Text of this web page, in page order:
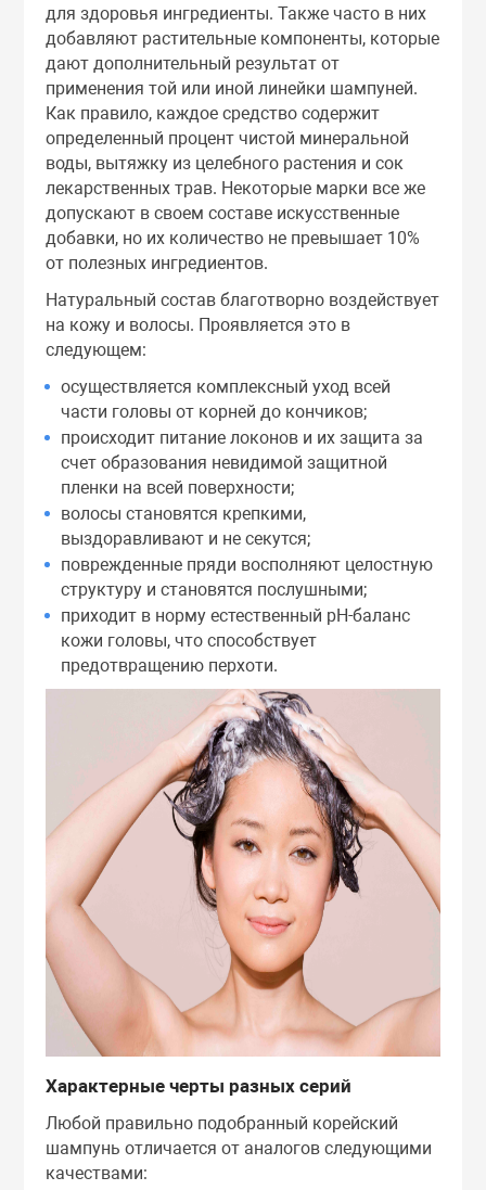
для здоровья ингредиенты. Также часто в них
добавляют растительные компоненты, которые
дают дополнительный результат от
применения той или иной линейки шампуней.
Как правило, каждое средство содержит
определенный процент чистой минеральной
воды, вытяжку из целебного растения и сок
лекарственных трав. Некоторые марки все же
допускают в своем составе искусственные
добавки, но их количество не превышает 10%
от полезных ингредиентов.
Натуральный состав благотворно воздействует
на кожу и волосы. Проявляется это в
следующем:
осуществляется комплексный уход всей
части головы от корней до кончиков;
происходит питание локонов и их защита за
счет образования невидимой защитной
пленки на всей поверхности;
волосы становятся крепкими,
выздоравливают и не секутся;
поврежденные пряди восполняют целостную
структуру и становятся послушными;
приходит в норму естественный рН-баланс
кожи головы, что способствует
предотвращению перхоти.
Характерные черты разных серий
Любой правильно подобранный корейский
шампунь отличается от аналогов следующими
качествами: